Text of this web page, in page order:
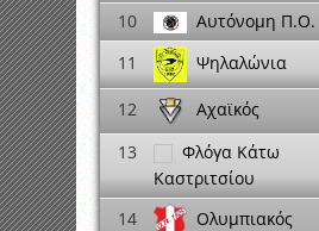
10
Αυτόνομη Π.Ο.
11
Ψηλαλώνια
12 Αχαϊκός
13
Φλόγα Κάτω
Καστριτσίου
14
Ολυμπιακός